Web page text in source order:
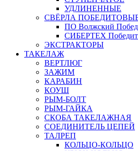
УДЛИНЕННЫЕ
СВЁРЛА
ПО Волжский
СИБЕРТЕХ
ЭКСТРАКТОРЫ
ТАКЕЛАЖ
ВЕРТЛЮГ
ЗАЖИМ
КАРАБИН
КОУШ
РЫМ-БОЛТ
РЫМ-ГАЙКА
СКОБА ТАКЕЛАЖНАЯ
СОЕДИНИТЕЛЬ ЦЕПЕЙ
ТАЛРЕП
КОЛЬЦО-КОЛЬЦО